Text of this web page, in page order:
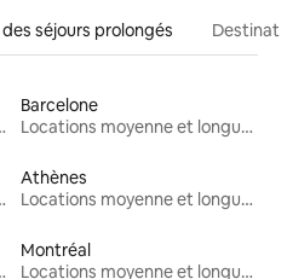
séjours prolongés
durée
Barcelone
Locations moyenne et longue durée
durée
Athènes
Locations moyenne et longue durée
durée
Montréal
Locations moyenne et longue durée